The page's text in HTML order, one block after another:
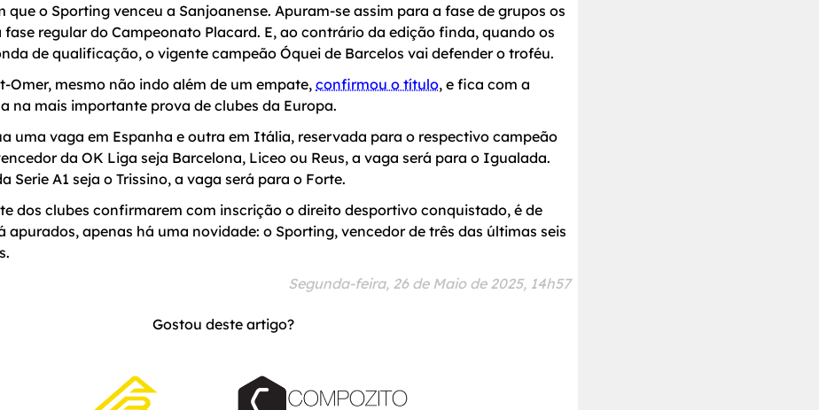
que o Sporting venceu a Sanjoanense. Apuram-se assim para a fase de grupos os
regular do Campeonato Placard. E, ao contrário da edição finda, quando os
de qualificação, o vigente campeão Óquei de Barcelos vai defender o troféu.
Omer, mesmo não indo além de um empate, confirmou o título, e fica com a
na mais importante prova de clubes da Europa.
uma vaga em Espanha e outra em Itália, reservada para o respectivo campeão
da OK Liga seja Barcelona, Liceo ou Reus, a vaga será para o Igualada.
Serie A1 seja o Trissino, a vaga será para o Forte.
dos clubes confirmarem com inscrição o direito desportivo conquistado, é de
apurados, apenas há uma novidade: o Sporting, vencedor de três das últimas seis
Segunda-feira, 26 de Maio de 2025, 14h57
Gostou deste artigo?